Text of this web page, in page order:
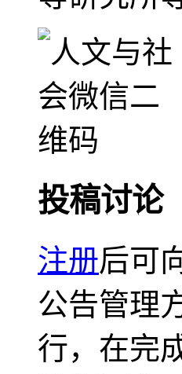
投稿讨论
注册后可
公告管理
行，在完